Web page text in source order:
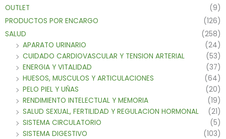
OUTLET
(9)
PRODUCTOS POR ENCARGO
(126)
SALUD
(258)
APARATO URINARIO
(24)
CUIDADO CARDIOVASCULAR Y TENSION ARTERIAL
(53)
ENERGIA Y VITALIDAD
(37)
HUESOS, MUSCULOS Y ARTICULACIONES
(64)
PELO PIEL Y UÑAS
(20)
RENDIMIENTO INTELECTUAL Y MEMORIA
(19)
SALUD SEXUAL, FERTILIDAD Y REGULACION HORMONAL
(21)
SISTEMA CIRCULATORIO
(5)
SISTEMA DIGESTIVO
(103)